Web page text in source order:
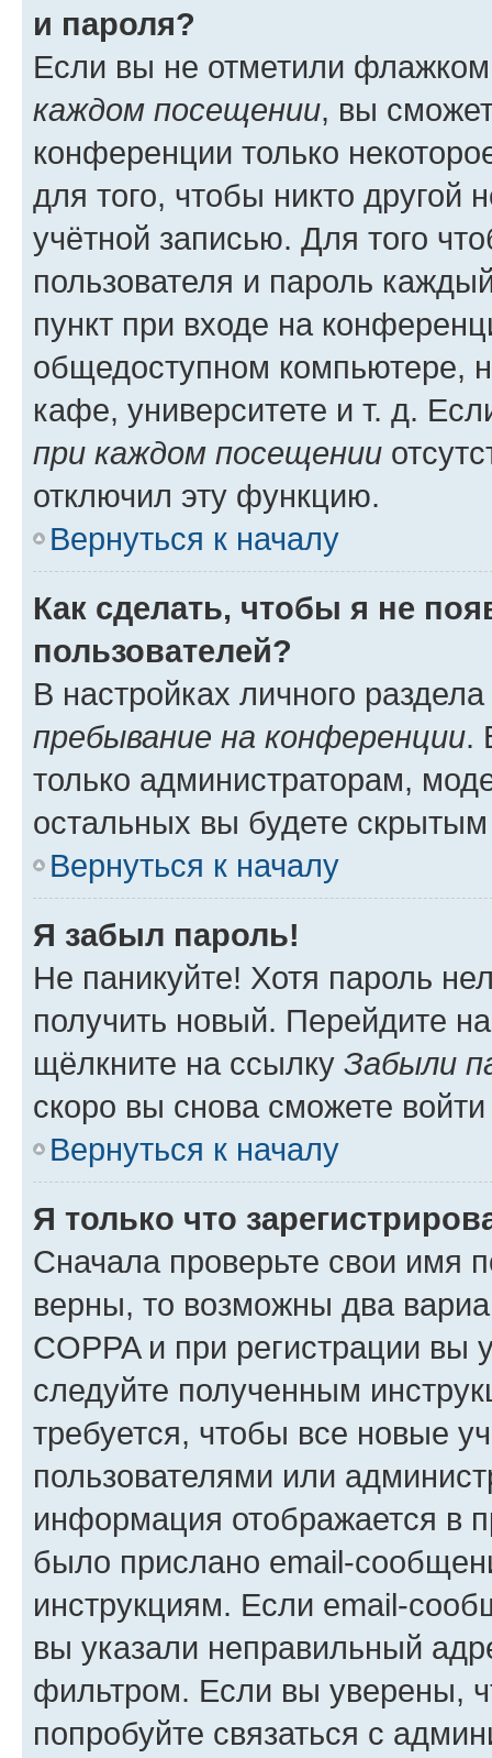
и пароля?
Если вы не отметили
каждом посещении, вы
конференции только
для того, чтобы никто другой
учётной записью. Для того
пользователя и пароль
пункт при входе на
общедоступном компьютере,
кафе, университете и т. д.
при каждом посещении
отключил эту функцию.
Вернуться к началу
Как сделать, чтобы я не
пользователей?
В настройках личного
пребывание на конференции.
только администраторам,
остальных вы будете
Вернуться к началу
Я забыл пароль!
Не паникуйте! Хотя пароль
получить новый. Перейдите
щёлкните на ссылку Забыли
скоро вы снова сможете
Вернуться к началу
Я только что
Сначала проверьте свои имя
верны, то возможны два
COPPA и при регистрации вы
следуйте полученным
требуется, чтобы все новые
пользователями или
информация отображается в
было прислано email-
инструкциям. Если email-
вы указали неправильный
фильтром. Если вы уверены,
попробуйте связаться с